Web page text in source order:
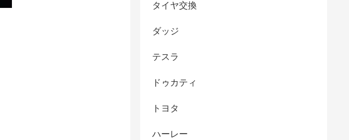
タイヤ交換
ダッジ
テスラ
ドゥカティ
トヨタ
ハーレー